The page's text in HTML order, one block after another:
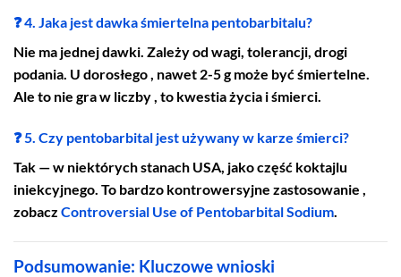
❓ 4. Jaka jest dawka śmiertelna pentobarbitalu?
Nie ma jednej dawki. Zależy od wagi, tolerancji, drogi
podania. U dorosłego , nawet 2-5 g może być śmiertelne.
Ale to nie gra w liczby , to kwestia życia i śmierci.
❓ 5. Czy pentobarbital jest używany w karze śmierci?
Tak — w niektórych stanach USA, jako część koktajlu
iniekcyjnego. To bardzo kontrowersyjne zastosowanie ,
zobacz Controversial Use of Pentobarbital Sodium.
Podsumowanie: Kluczowe wnioski